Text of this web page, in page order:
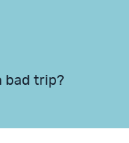
bad trip?